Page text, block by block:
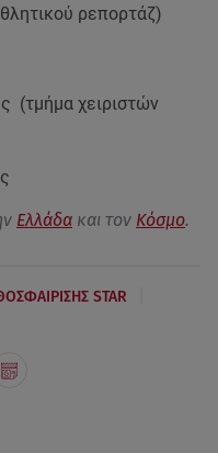
ρεπορτάζ)
χειριστών
Ελλάδα και τον Κόσμο.
STAR